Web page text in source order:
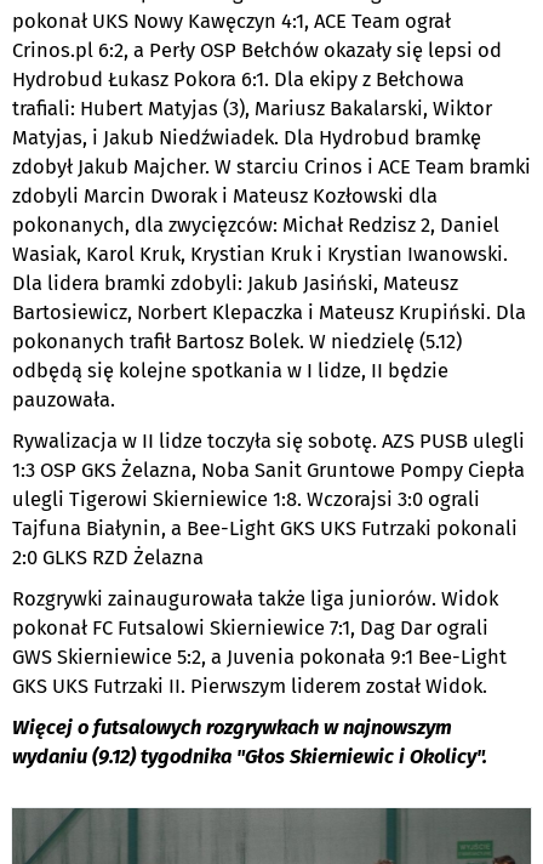
pokonał UKS Nowy Kawęczyn 4:1, ACE Team ograł
Crinos.pl 6:2, a Perły OSP Bełchów okazały się lepsi od
Hydrobud Łukasz Pokora 6:1. Dla ekipy z Bełchowa
trafiali: Hubert Matyjas (3), Mariusz Bakalarski, Wiktor
Matyjas, i Jakub Niedźwiadek. Dla Hydrobud bramkę
zdobył Jakub Majcher. W starciu Crinos i ACE Team bramki
zdobyli Marcin Dworak i Mateusz Kozłowski dla
pokonanych, dla zwycięzców: Michał Redzisz 2, Daniel
Wasiak, Karol Kruk, Krystian Kruk i Krystian Iwanowski.
Dla lidera bramki zdobyli: Jakub Jasiński, Mateusz
Bartosiewicz, Norbert Klepaczka i Mateusz Krupiński. Dla
pokonanych trafił Bartosz Bolek. W niedzielę (5.12)
odbędą się kolejne spotkania w I lidze, II będzie
pauzowała.
Rywalizacja w II lidze toczyła się sobotę. AZS PUSB ulegli
1:3 OSP GKS Żelazna, Noba Sanit Gruntowe Pompy Ciepła
ulegli Tigerowi Skierniewice 1:8. Wczorajsi 3:0 ograli
Tajfuna Białynin, a Bee-Light GKS UKS Futrzaki pokonali
2:0 GLKS RZD Żelazna
Rozgrywki zainaugurowała także liga juniorów. Widok
pokonał FC Futsalowi Skierniewice 7:1, Dag Dar ograli
GWS Skierniewice 5:2, a Juvenia pokonała 9:1 Bee-Light
GKS UKS Futrzaki II. Pierwszym liderem został Widok.
Więcej o futsalowych rozgrywkach w najnowszym
wydaniu (9.12) tygodnika "Głos Skierniewic i Okolicy".